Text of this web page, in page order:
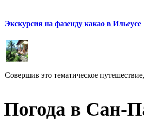
Экскурсия на фазенду какао в Ильеусе
Совершив это тематическое
Погода в Сан-